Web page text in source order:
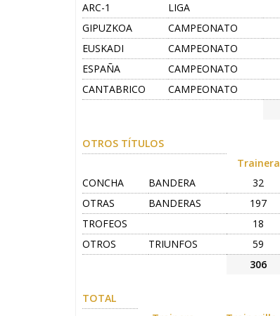
ARC-1
LIGA
GIPUZKOA
CAMPEONATO
EUSKADI
CAMPEONATO
ESPAÑA
CAMPEONATO
CANTABRICO
CAMPEONATO
OTROS TÍTULOS
Trainera
CONCHA
BANDERA 32
OTRAS
BANDERAS 197
TROFEOS
18
OTROS
TRIUNFOS 59
306
TOTAL